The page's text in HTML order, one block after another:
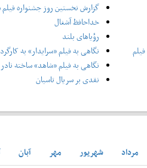
گزارش نخستین روز جشنواره فیلم
خداحافظ آشغال
رؤیاهای بلند
نگاهی به فیلم «سرایدار» به
نگاهی به فیلم «شاهد» ساخته
نقدی بر سریال تاسیان
مرداد شهريور مهر آبان